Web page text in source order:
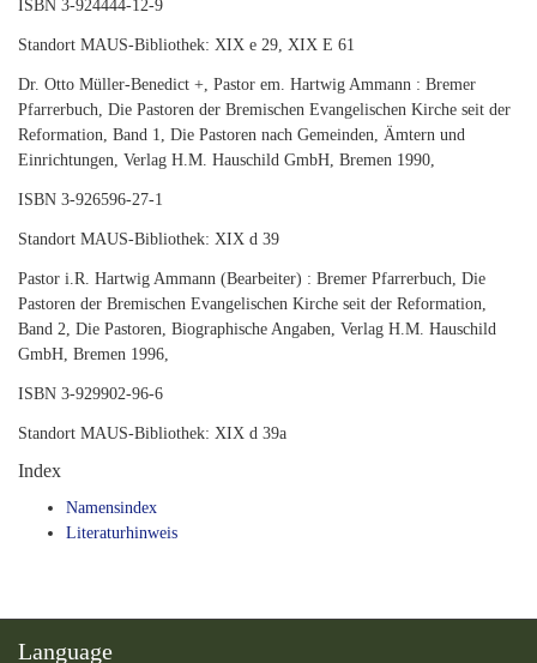
ISBN 3-924444-12-9
Standort MAUS-Bibliothek: XIX e 29, XIX E 61
Dr. Otto Müller-Benedict +, Pastor em. Hartwig Ammann : Bremer
Pfarrerbuch, Die Pastoren der Bremischen Evangelischen Kirche seit der
Reformation, Band 1, Die Pastoren nach Gemeinden, Ämtern und
Einrichtungen, Verlag H.M. Hauschild GmbH, Bremen 1990,
ISBN 3-926596-27-1
Standort MAUS-Bibliothek: XIX d 39
Pastor i.R. Hartwig Ammann (Bearbeiter) : Bremer Pfarrerbuch, Die
Pastoren der Bremischen Evangelischen Kirche seit der Reformation,
Band 2, Die Pastoren, Biographische Angaben, Verlag H.M. Hauschild
GmbH, Bremen 1996,
ISBN 3-929902-96-6
Standort MAUS-Bibliothek: XIX d 39a
Index
Namensindex
Literaturhinweis
Language